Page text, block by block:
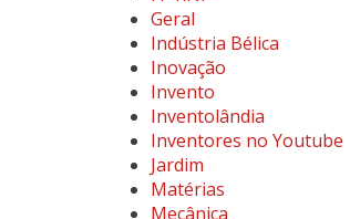
Geral
Indústria Bélica
Inovação
Invento
Inventolândia
Inventores no Youtube
Jardim
Matérias
Mecânica